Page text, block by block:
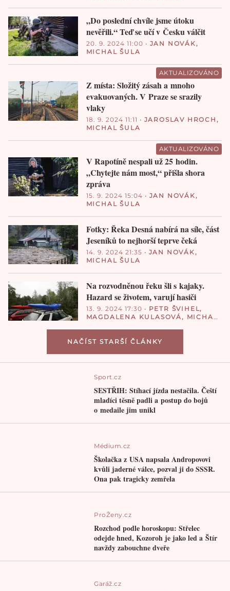
„Do poslední chvíle jsme útoku
nevěřili.“ Teď se učí v Česku válčit
20. 9. 2024 11:00 • JAN NOVÁK,
MICHAL ŠULA
AKTUALIZOVÁNO
Z místa: Složitý zásah a mnoho
evakuovaných. V Praze se srazily
vlaky
18. 9. 2024 11:11 • JAROSLAV HROCH ,
MICHAL ŠULA
AKTUALIZOVÁNO
V Rapotíně nespali už 25 hodin.
„Chytejte nám most,“ přišla shora
zpráva
15. 9. 2024 15:04 • JAN NOVÁK ,
MICHAL ŠULA
Fotky: Řeka Desná nabírá na síle, část
Jeseníků to nejhorší teprve čeká
14. 9. 2024 21:35 • JAN NOVÁK ,
MICHAL ŠULA
Na rozvodněnou řeku šli s kajaky.
Hazard se životem, varují hasiči
13. 9. 2024 17:30 • PETR ŠVIHEL,
MAGDALENA KULASOVÁ , MICHAL
NAČÍST STARŠÍ ČLÁNKY
Sport.cz
SESTŘIH: Stíhací jízda nestačila. Čeští
mladíci těsně padli a postup do bojů
o medaile jim unikl
Médium.cz
Školačka z USA napsala Andropovovi
kvůli jaderné válce, pozval ji do SSSR.
Ona pak tragicky zemřela
ProŽeny.cz
Rozchod podle horoskopu: Střelec
odejde hned, Kozoroh je jako led a Štír
navždy zabouchne dveře
Garáž.cz